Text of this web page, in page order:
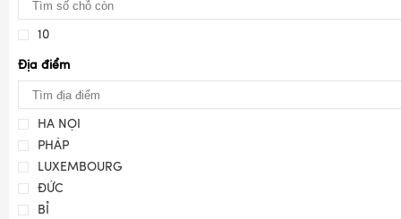
10
Địa điểm
HÀ NỘI
PHÁP
LUXEMBOURG
ĐỨC
BỈ